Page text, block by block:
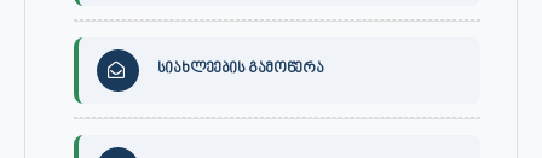
სიახლეების გამოწერა